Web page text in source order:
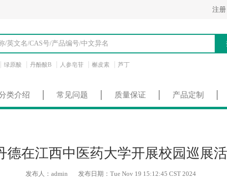
注册
绿原酸 丹酚酸B 人参皂苷 槲皮素 芦丁
类介绍 常见问题 质量保证 产品定制
德在江西中医药大学开展校园巡展
发布人：admin 发布日期：Tue Nov 19 15:12:45 CST 2024